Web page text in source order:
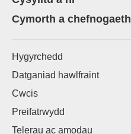
Cymorth a chefnogaeth
Hygyrchedd
Datganiad hawlfraint
Cwcis
Preifatrwydd
Telerau ac amodau